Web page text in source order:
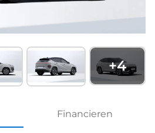
+4
Financieren